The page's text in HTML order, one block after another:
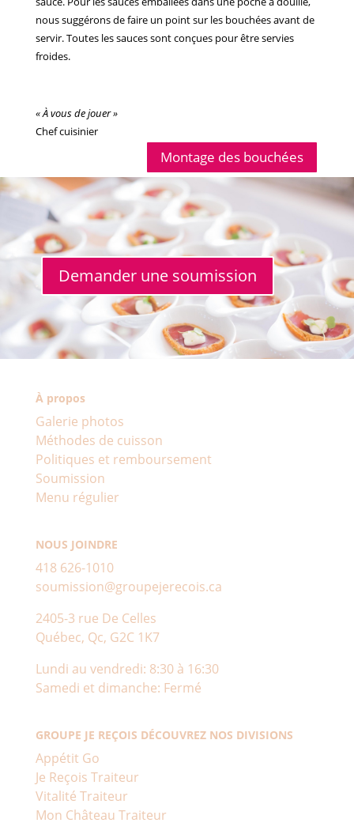
nous suggérons de faire un point sur les bouchées avant de
servir. Toutes les sauces sont conçues pour être servies
froides.
« À vous de jouer »
Chef cuisinier
Montage des bouchées
Demander une soumission
À propos
Galerie photos
Méthodes de cuisson
Politiques et remboursement
Soumission
Menu régulier
NOUS JOINDRE
418 626-1010
soumission@groupejerecois.ca
2405-3 rue De Celles
Québec, Qc, G2C 1K7
Lundi au vendredi: 8:30 à 16:30
Samedi et dimanche: Fermé
GROUPE JE REÇOIS DÉCOUVREZ NOS DIVISIONS
Appétit Go
Je Reçois Traiteur
Vitalité Traiteur
Mon Château Traiteur